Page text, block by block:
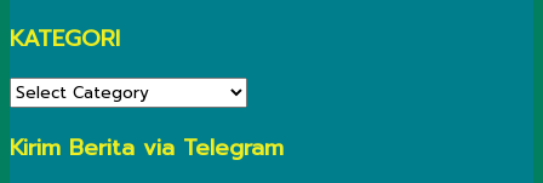
KATEGORI
KATEGORI
Kirim Berita via Telegram